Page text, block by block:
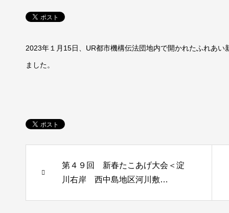
2023年１月15日、UR都市機構伝法団地内で開かれたふれあ
ました。
第４９回 新春たこあげ大会＜淀
川右岸 西中島地区河川敷…